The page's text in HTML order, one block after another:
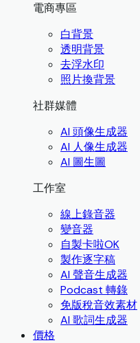
電商專區
白背景
透明背景
去浮水印
照片換背景
社群媒體
AI 頭像生成器
AI 人像生成器
AI 圖生圖
工作室
線上錄音器
變音器
自製卡啦OK
製作逐字稿
AI 聲音生成器
Podcast 轉錄
免版稅音效素材
AI 歌詞生成器
價格